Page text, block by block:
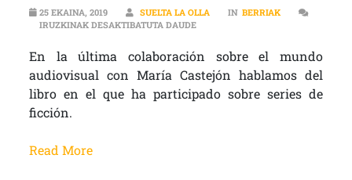
25 EKAINA, 2019 SUELTA LA OLLA IN BERRIAK
IRUZKINAK DESAKTIBATUTA DAUDE“V, LAGARTAS, HEROÍNAS Y
En la última colaboración sobre el mundo
audiovisual con María Castejón hablamos del
libro en el que ha participado sobre series de
ficción.
Read More